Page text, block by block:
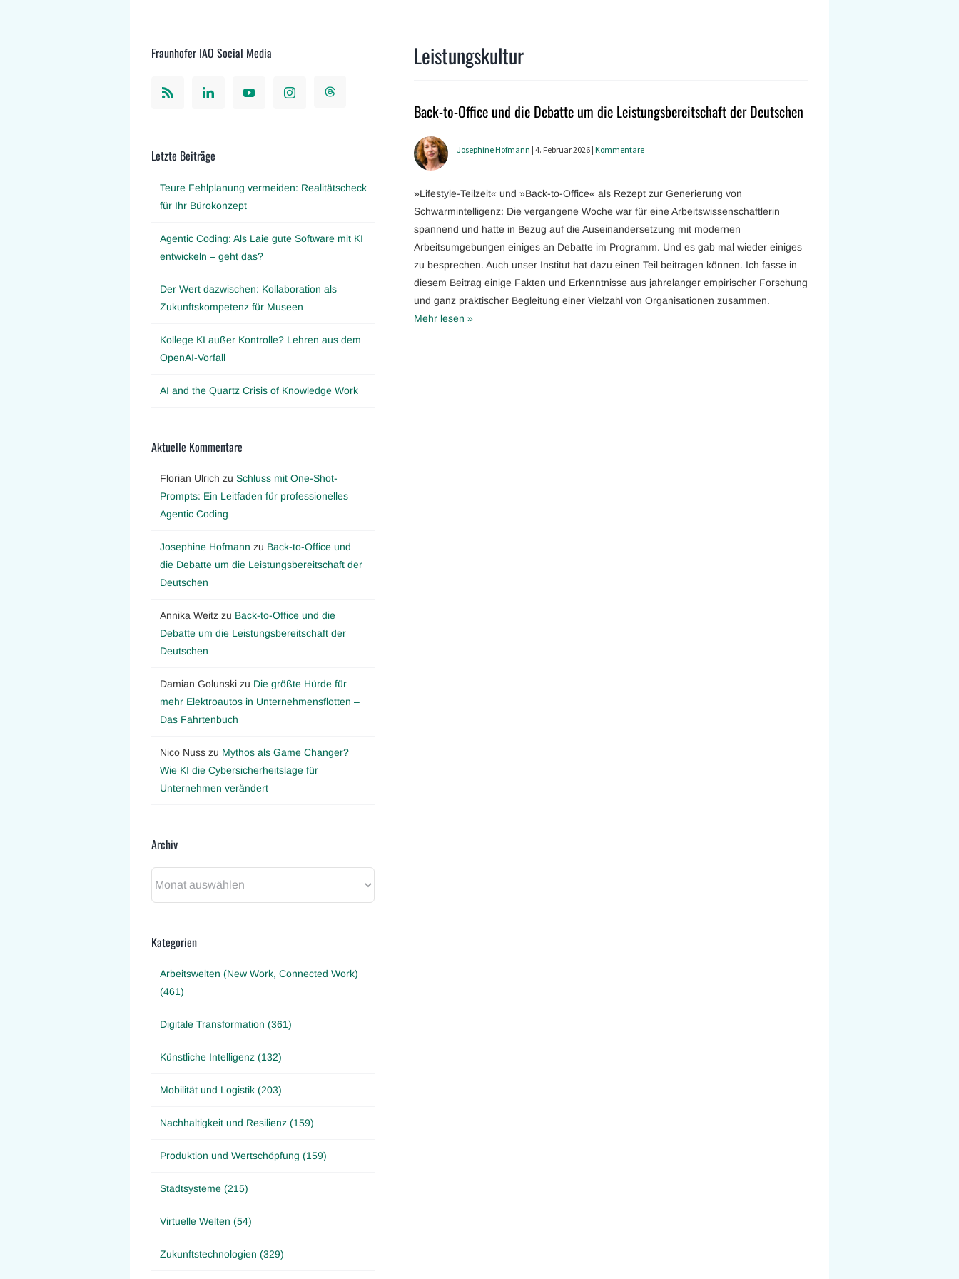
Leistungskultur
Back-to-Office und die Debatte um die Leistungsbereitschaft der Deutschen
Josephine Hofmann | 4. Februar 2026 | Kommentare
»Lifestyle-Teilzeit« und »Back-to-Office« als Rezept zur Generierung von
Schwarmintelligenz: Die vergangene Woche war für eine Arbeitswissenschaftlerin
spannend und hatte in Bezug auf die Auseinandersetzung mit modernen
Arbeitsumgebungen einiges an Debatte im Programm. Und es gab mal wieder einiges
zu besprechen. Auch unser Institut hat dazu einen Teil beitragen können. Ich fasse in
diesem Beitrag einige Fakten und Erkenntnisse aus jahrelanger empirischer Forschung
und ganz praktischer Begleitung einer Vielzahl von Organisationen zusammen.
Mehr lesen »
Fraunhofer IAO Social Media
Letzte Beiträge
Teure Fehlplanung vermeiden: Realitätscheck
für Ihr Bürokonzept
Agentic Coding: Als Laie gute Software mit KI
entwickeln – geht das?
Der Wert dazwischen: Kollaboration als
Zukunftskompetenz für Museen
Kollege KI außer Kontrolle? Lehren aus dem
OpenAI-Vorfall
AI and the Quartz Crisis of Knowledge Work
Aktuelle Kommentare
Florian Ulrich zu Schluss mit One-Shot-
Prompts: Ein Leitfaden für professionelles
Agentic Coding
Josephine Hofmann zu Back-to-Office und
die Debatte um die Leistungsbereitschaft der
Deutschen
Annika Weitz zu Back-to-Office und die
Debatte um die Leistungsbereitschaft der
Deutschen
Damian Golunski zu Die größte Hürde für
mehr Elektroautos in Unternehmensflotten –
Das Fahrtenbuch
Nico Nuss zu Mythos als Game Changer?
Wie KI die Cybersicherheitslage für
Unternehmen verändert
Archiv
Kategorien
Arbeitswelten (New Work, Connected Work)
(461)
Digitale Transformation (361)
Künstliche Intelligenz (132)
Mobilität und Logistik (203)
Nachhaltigkeit und Resilienz (159)
Produktion und Wertschöpfung (159)
Stadtsysteme (215)
Virtuelle Welten (54)
Zukunftstechnologien (329)